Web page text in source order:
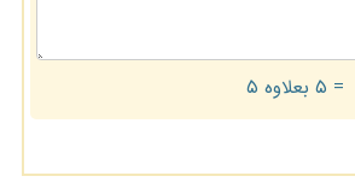
= ۵ بعلاوه ۵